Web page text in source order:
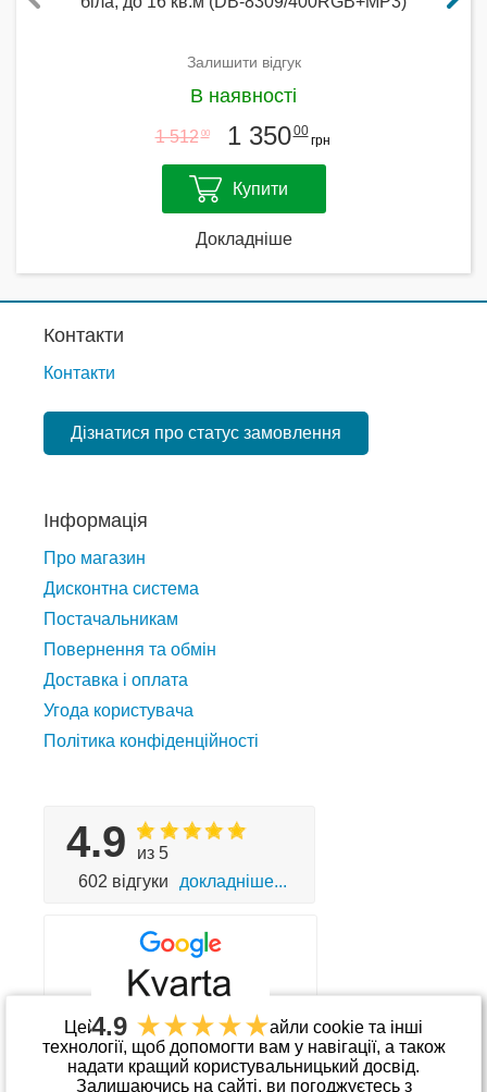
Залишити відгук
В наявності
1 512 00 1 35000
грн
Купити
Докладніше
Цей сайт використовує файли cookie та інші
технології, щоб допомогти вам у навігації, а також
надати кращий користувальницький досвід.
Залишаючись на сайті, ви погоджуєтесь з
Контакти
Контакти
Дізнатися про статус замовлення
Інформація
Про магазин
Дисконтна система
Постачальникам
Повернення та обмін
Доставка і оплата
Угода користувача
Політика конфіденційності
4.9
из 5
602 відгуки
докладніше...
4.9
Приймаємо до оплати